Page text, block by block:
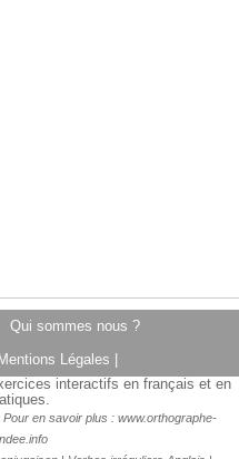
Qui sommes nous ?
Mentions Légales
interactifs en français et en
en savoir plus : www.orthographe-